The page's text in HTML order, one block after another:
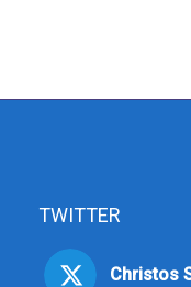
TWITTER
Christos